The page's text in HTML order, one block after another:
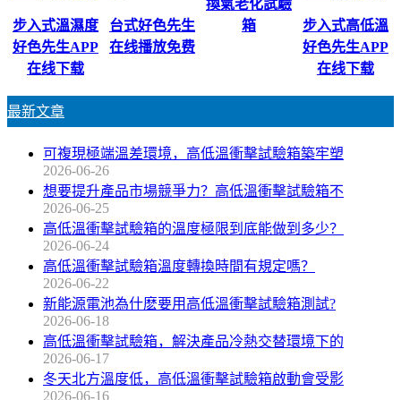
步入式溫濕度
好色先生APP
在线下载
台式好色先生
在线播放免费
換氣老化試驗
箱
步入式高低溫
好色先生APP
在线下载
最新文章
可複現極端溫差環境，高低溫衝擊試驗箱築牢塑
2026-06-26
想要提升產品市場競爭力？高低溫衝擊試驗箱不
2026-06-25
高低溫衝擊試驗箱的溫度極限到底能做到多少？
2026-06-24
高低溫衝擊試驗箱溫度轉換時間有規定嗎？
2026-06-22
新能源電池為什麽要用高低溫衝擊試驗箱測試?
2026-06-18
高低溫衝擊試驗箱，解決產品冷熱交替環境下的
2026-06-17
冬天北方溫度低，高低溫衝擊試驗箱啟動會受影
2026-06-16